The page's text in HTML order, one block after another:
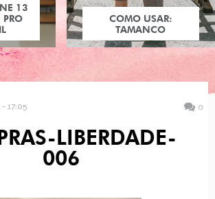
13
PRO
COMO USAR:
TAMANCO
- 17:05 0
LIBERDADE-
006